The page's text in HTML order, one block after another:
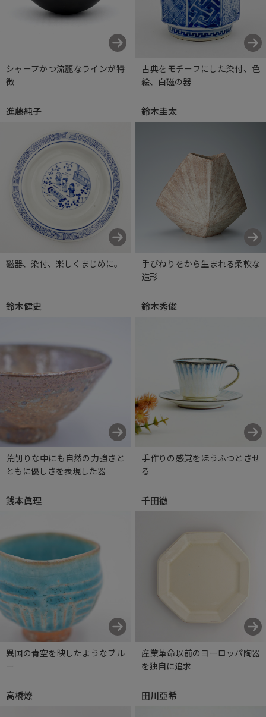
シャープかつ流麗なラインが特
徴
古典をモチーフにした染付、色
絵、白磁の器
進藤純子
磁器、染付、楽しくまじめに。
鈴木圭太
手びねりをから生まれる柔軟な
造形
鈴木健史
荒削りな中にも自然の力強さと
ともに優しさを表現した器
鈴木秀俊
手作りの感覚をほうふつとさせ
る
銭本眞理
異国の青空を映したようなブル
ー
千田徹
産業革命以前のヨーロッパ陶器
を独自に追求
高橋燎 田川亞希